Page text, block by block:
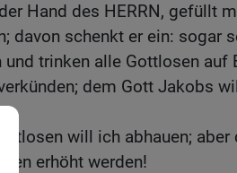
Hand des HERRN, gefüllt
davon schenkt er ein: sogar
trinken alle Gottlosen auf
dem Gott Jakobs
will ich abhauen; aber
erhöht werden!